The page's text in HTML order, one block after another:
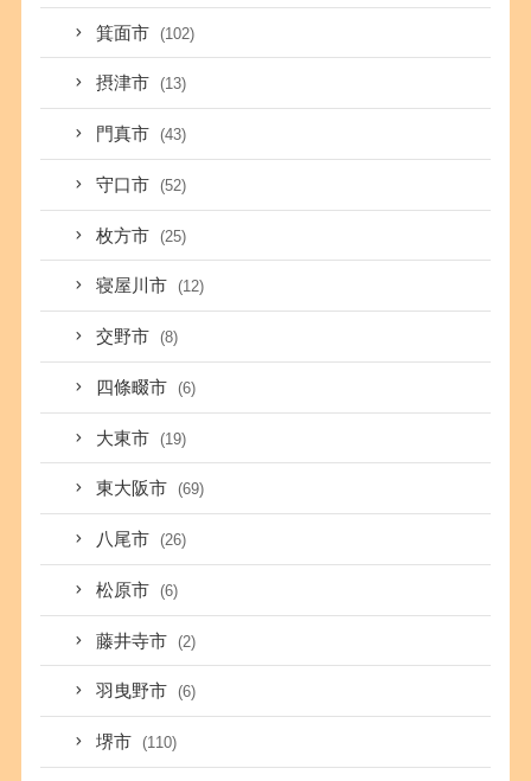
箕面市 (102)
摂津市 (13)
門真市 (43)
守口市 (52)
枚方市 (25)
寝屋川市 (12)
交野市 (8)
四條畷市 (6)
大東市 (19)
東大阪市 (69)
八尾市 (26)
松原市 (6)
藤井寺市 (2)
羽曳野市 (6)
堺市 (110)